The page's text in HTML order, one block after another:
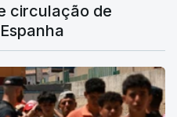
circulação de